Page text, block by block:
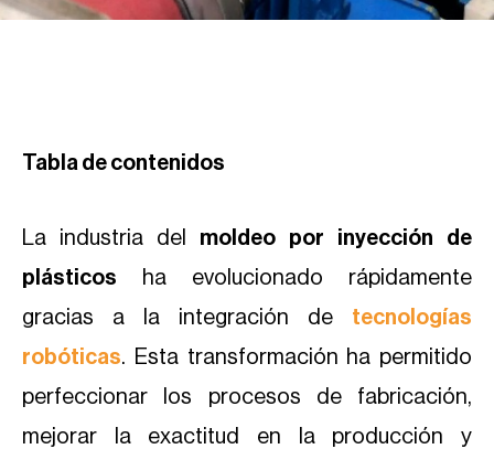
Tabla de contenidos
La industria del moldeo por inyección de
plásticos ha evolucionado rápidamente
gracias a la integración de
tecnologías
robóticas. Esta transformación ha permitido
perfeccionar los procesos de fabricación,
mejorar la exactitud en la producción y